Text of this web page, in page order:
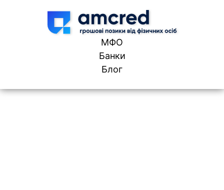
МФО
Банки
Блог